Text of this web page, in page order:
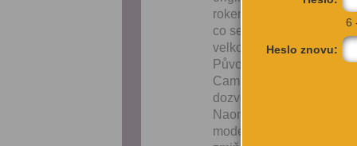
rokem jsem zažíval
co se mnou bude. Měl
velkou knihu, která by
Původně přemýšlel nad
Campbell, kterou
dozvěděl, co všechno
Naomi však musím říct,
modelkovském
6
Heslo znovu: